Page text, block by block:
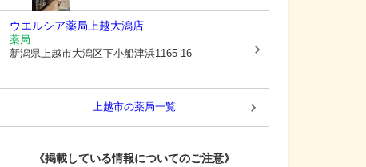
ウエルシア薬局上越大潟店
薬局
新潟県上越市大潟区下小船津浜1165-16
上越市の薬局一覧
《掲載している情報についてのご注意》